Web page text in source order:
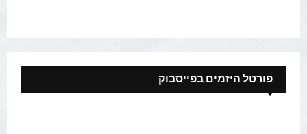
פורטל היזמים בפייסבוק